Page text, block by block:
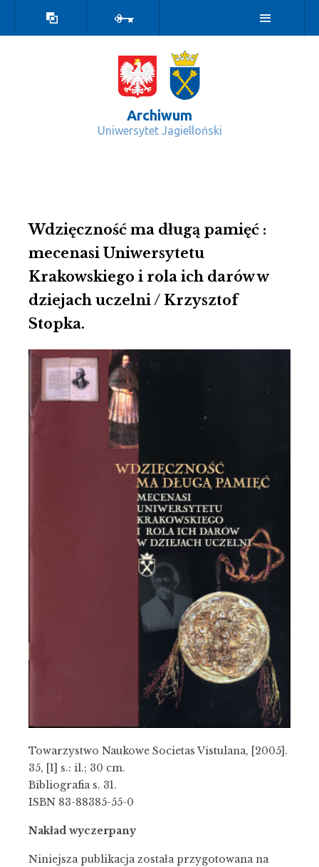
kontrastowa
Archiwum
Uniwersytet Jagielloński
Wdzięczność ma długą pamięć :
mecenasi Uniwersytetu
Krakowskiego i rola ich darów w
dziejach uczelni / Krzysztof
Stopka.
Towarzystwo Naukowe Societas Vistulana, [2005].
35, [1] s.: il.; 30 cm.
Bibliografia s. 31.
ISBN 83-88385-55-0
Nakład wyczerpany
Niniejsza publikacja została przygotowana na